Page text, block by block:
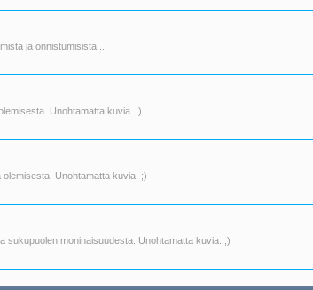
ja onnistumisista...
Unohtamatta kuvia. ;)
Unohtamatta kuvia. ;)
sukupuolen moninaisuudesta. Unohtamatta kuvia. ;)